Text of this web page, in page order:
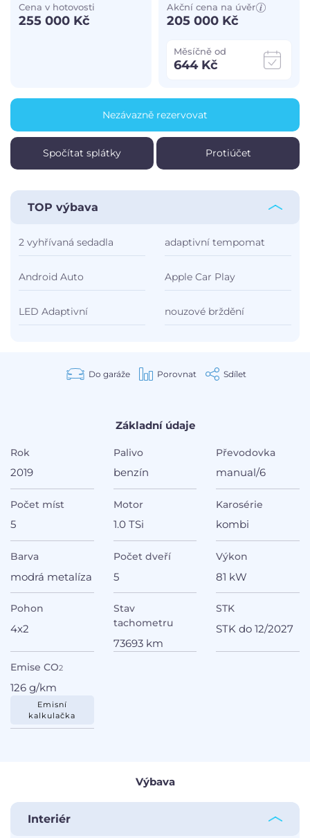
Měsíčně od
644 Kč
Akční cena na úvěr
205 000 Kč
Cena v hotovosti
255 000 Kč
Spočítat splátky Protiúčet
Nezávazně rezervovat
TOP výbava
2 vyhřívaná sedadla adaptivní tempomat
Android Auto Apple Car Play
LED Adaptivní nouzové brždění
Do garáže Porovnat Sdílet
Základní údaje
Rok
2019
Palivo
benzín
Převodovka
manual/6
Počet míst
5
Motor
1.0 TSi
Karosérie
kombi
Barva
modrá metalíza
Počet dveří
5
Výkon
81 kW
Pohon
4x2
Stav
tachometru
73693 km
STK
STK do 12/2027
Emise CO2
126 g/km
Emisní
kalkulačka
Výbava
Interiér